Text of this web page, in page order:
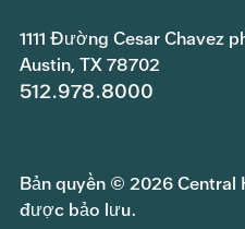
1111 Đường Cesar Chavez
Austin, TX 78702
512.978.8000
Bản quyền © 2026 Central
được bảo lưu.